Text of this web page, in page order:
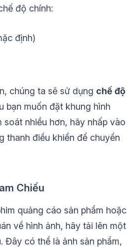
độ chính:
định)
chúng ta sẽ sử dụng chế độ
bạn muốn đặt khung hình
soát nhiều hơn, hãy nhấp vào
thanh điều khiển để chuyển
Chiếu
quảng cáo sản phẩm hoặc
về hình ảnh, hãy tải lên một
Đây có thể là ảnh sản phẩm,